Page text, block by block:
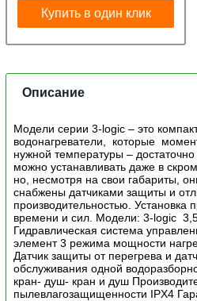
Купить в один клик
Описание
Модели серии 3-logic – это
водонагреватели, которые
нужной температуры –
можно устанавливать даже в
но, несмотря на свои габариты,
снабжены датчиками защиты и
производительностью. Установка
времени и сил. Модели: 3-logic
Гидравлическая система
элемент 3 режима мощности
Датчик защиты от перегрева и
обслуживания одной
кран- душ- кран и душ
пылевлагозащищенности IPX4